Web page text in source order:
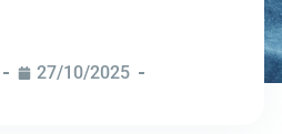
27/10/2025